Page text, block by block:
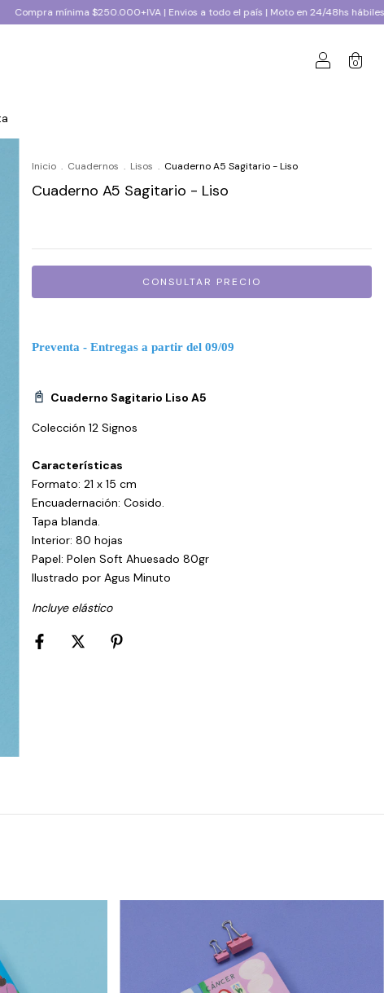
$250.000+IVA | Envios a todo el país | Moto en 24/48hs hábiles CABA y
0
Inicio . Cuadernos . Lisos . Cuaderno A5 Sagitario - Liso
Cuaderno A5 Sagitario - Liso
Preventa - Entregas a partir del 09/09
📓 Cuaderno Sagitario Liso A5
Colección 12 Signos
Características
Formato: 21 x 15 cm
Encuadernación: Cosido.
Tapa blanda.
Interior: 80 hojas
Papel: Polen Soft Ahuesado 80gr
Ilustrado por Agus Minuto
Incluye elástico